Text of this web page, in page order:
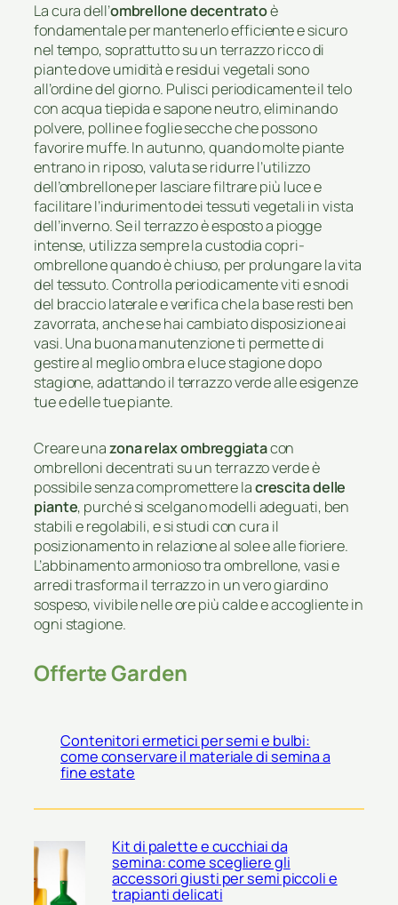
La cura dell’ombrellone decentratoè
fondamentale per mantenerlo efficiente e sicuro
nel tempo, soprattutto su un terrazzo ricco di
piante dove umidità e residui vegetali sono
all’ordine del giorno. Pulisci periodicamente il telo
con acqua tiepida e sapone neutro, eliminando
polvere, polline e foglie secche che possono
favorire muffe. In autunno, quando molte piante
entrano in riposo, valuta se ridurre l’utilizzo
dell’ombrellone per lasciare filtrare più luce e
facilitare l’indurimento dei tessuti vegetali in vista
dell’inverno. Se il terrazzo è esposto a piogge
intense, utilizza sempre la custodia copri-
ombrellone quando è chiuso, per prolungare la vita
del tessuto. Controlla periodicamente viti e snodi
del braccio laterale e verifica che la base resti ben
zavorrata, anche se hai cambiato disposizione ai
vasi. Una buona manutenzione ti permette di
gestire al meglio ombra e luce stagione dopo
stagione, adattando il terrazzo verde alle esigenze
tue e delle tue piante.
Creare unazona relax ombreggiatacon
ombrelloni decentrati su un terrazzo verde è
possibile senza compromettere lacrescita delle
piante, purché si scelgano modelli adeguati, ben
stabili e regolabili, e si studi con cura il
posizionamento in relazione al sole e alle fioriere.
L’abbinamento armonioso tra ombrellone, vasi e
arredi trasforma il terrazzo in un vero giardino
sospeso, vivibile nelle ore più calde e accogliente in
ogni stagione.
Offerte Garden
Contenitori ermetici per semi e bulbi:
come conservare il materiale di semina a
fine estate
Kit di palette e cucchiai da
semina: come scegliere gli
accessori giusti per semi piccoli e
trapianti delicati